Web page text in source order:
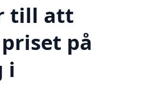
till att
på
i